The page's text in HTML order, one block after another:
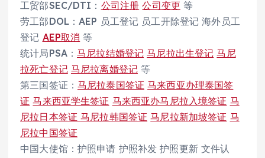
工贸部SEC/DTI： 公司注册 公司变更 等
劳工部DOL：AEP 员工登记 员工开除登记 海外员工
登记 AEP取消 等
统计局PSA：马尼拉结婚登记 马尼拉出生登记 马尼
拉死亡登记 马尼拉离婚登记等
第三国签证： 马尼拉泰国签证 马来西亚办理泰国签
证 马来西亚学生签证 马来西亚办马尼拉入境签证 马
尼拉日本签证马尼拉韩国签证 马尼拉新加坡签证 马
尼拉中国签证
中国大使馆：护照申请 护照补发 护照更新 文件认